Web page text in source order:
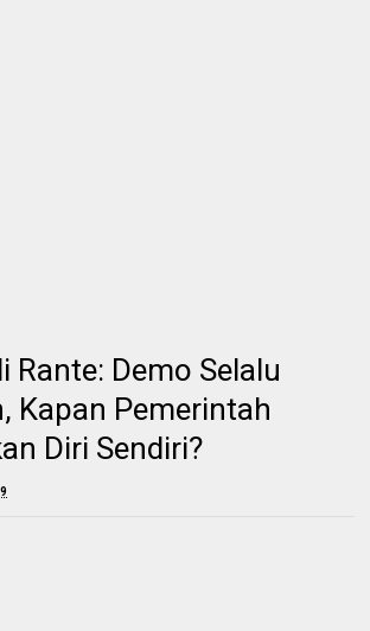
Rante: Demo Selalu
Kapan Pemerintah
Diri Sendiri?